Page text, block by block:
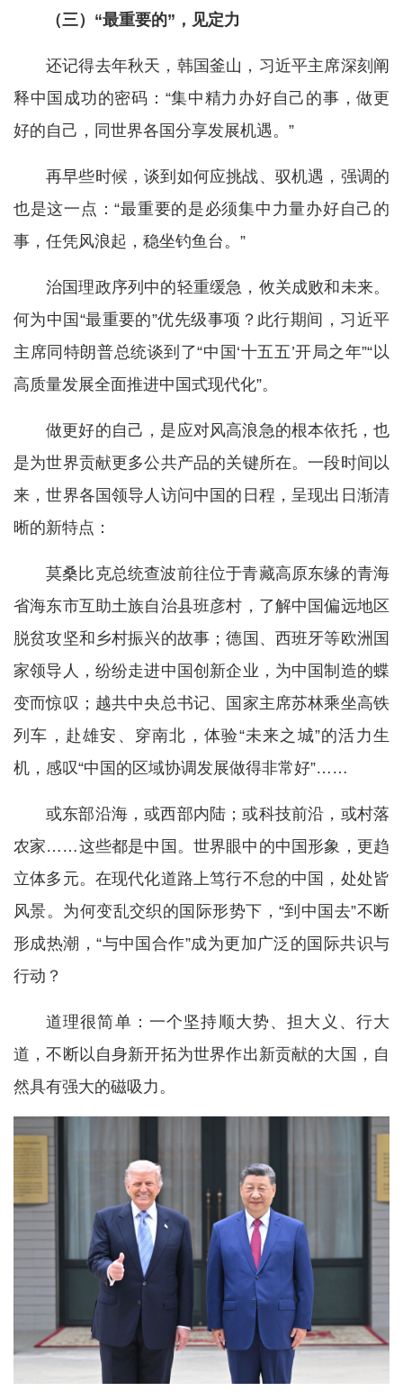
（三）“最重要的”，见定力
还记得去年秋天，韩国釜山，习近平主席深刻阐
释中国成功的密码：“集中精力办好自己的事，做更
好的自己，同世界各国分享发展机遇。”
再早些时候，谈到如何应挑战、驭机遇，强调的
也是这一点：“最重要的是必须集中力量办好自己的
事，任凭风浪起，稳坐钓鱼台。”
治国理政序列中的轻重缓急，攸关成败和未来。
何为中国“最重要的”优先级事项？此行期间，习近平
主席同特朗普总统谈到了“中国‘十五五’开局之年”“以
高质量发展全面推进中国式现代化”。
做更好的自己，是应对风高浪急的根本依托，也
是为世界贡献更多公共产品的关键所在。一段时间以
来，世界各国领导人访问中国的日程，呈现出日渐清
晰的新特点：
莫桑比克总统查波前往位于青藏高原东缘的青海
省海东市互助土族自治县班彦村，了解中国偏远地区
脱贫攻坚和乡村振兴的故事；德国、西班牙等欧洲国
家领导人，纷纷走进中国创新企业，为中国制造的蝶
变而惊叹；越共中央总书记、国家主席苏林乘坐高铁
列车，赴雄安、穿南北，体验“未来之城”的活力生
机，感叹“中国的区域协调发展做得非常好”……
或东部沿海，或西部内陆；或科技前沿，或村落
农家……这些都是中国。世界眼中的中国形象，更趋
立体多元。在现代化道路上笃行不怠的中国，处处皆
风景。为何变乱交织的国际形势下，“到中国去”不断
形成热潮，“与中国合作”成为更加广泛的国际共识与
行动？
道理很简单：一个坚持顺大势、担大义、行大
道，不断以自身新开拓为世界作出新贡献的大国，自
然具有强大的磁吸力。